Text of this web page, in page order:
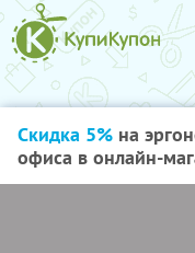
Скидка 5% на
офиса в онлайн-